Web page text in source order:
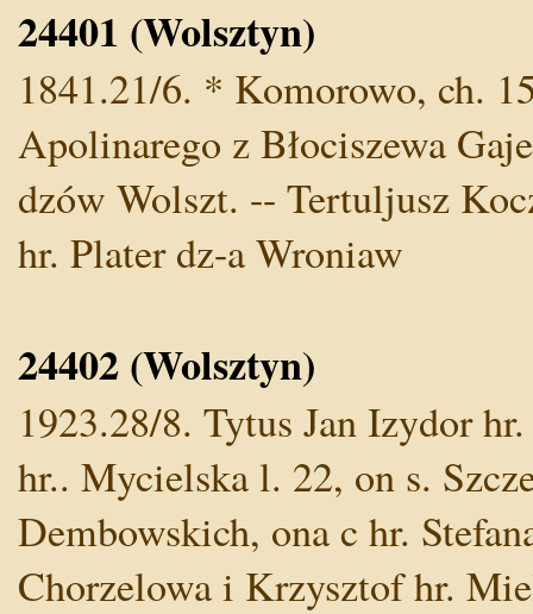
24401 (Wolsztyn)
1841.21/6. * Komorowo, ch.
Apolinarego z Błociszewa
dzów Wolszt. -- Tertuljusz
hr. Plater dz-a Wroniaw
24402 (Wolsztyn)
1923.28/8. Tytus Jan Izydor
hr.. Mycielska l. 22, on s.
Dembowskich, ona c hr.
Chorzelowa i Krzysztof hr.